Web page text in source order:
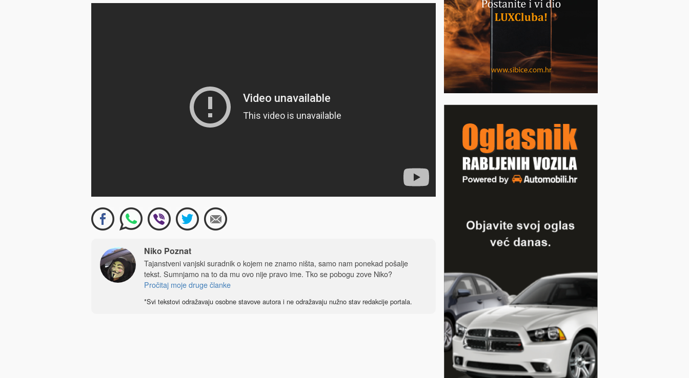
Niko Poznat
Tajanstveni vanjski suradnik o kojem ne znamo ništa, samo nam ponekad pošalje
tekst. Sumnjamo na to da mu ovo nije pravo ime. Tko se pobogu zove Niko?
Pročitaj moje druge članke
*Svi tekstovi odražavaju osobne stavove autora i ne odražavaju nužno stav redakcije portala.